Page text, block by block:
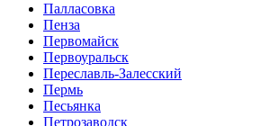
Палласовка
Пенза
Первомайск
Первоуральск
Переславль-Залесский
Пермь
Песьянка
Петрозаводск